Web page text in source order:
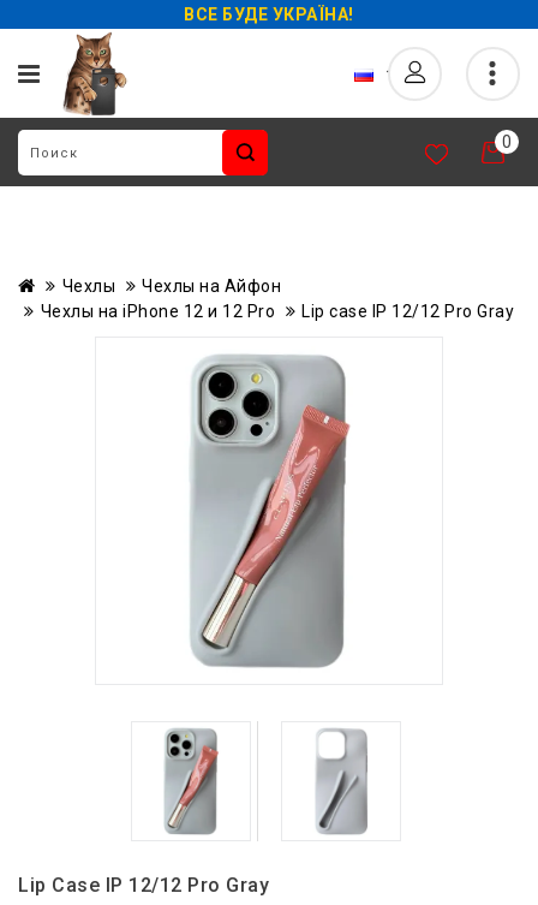
ВСЕ БУДЕ УКРАЇНА!
0
Чехлы
Чехлы на Айфон
Чехлы на iPhone 12 и 12 Pro
Lip case IP 12/12 Pro Gray
Lip Case IP 12/12 Pro Gray